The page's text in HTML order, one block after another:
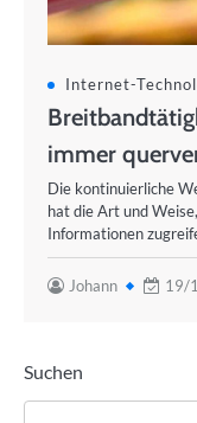
Internet-
immer
Die kontinuierliche
hat die Art und
Informationen
Johann 19/
Suchen